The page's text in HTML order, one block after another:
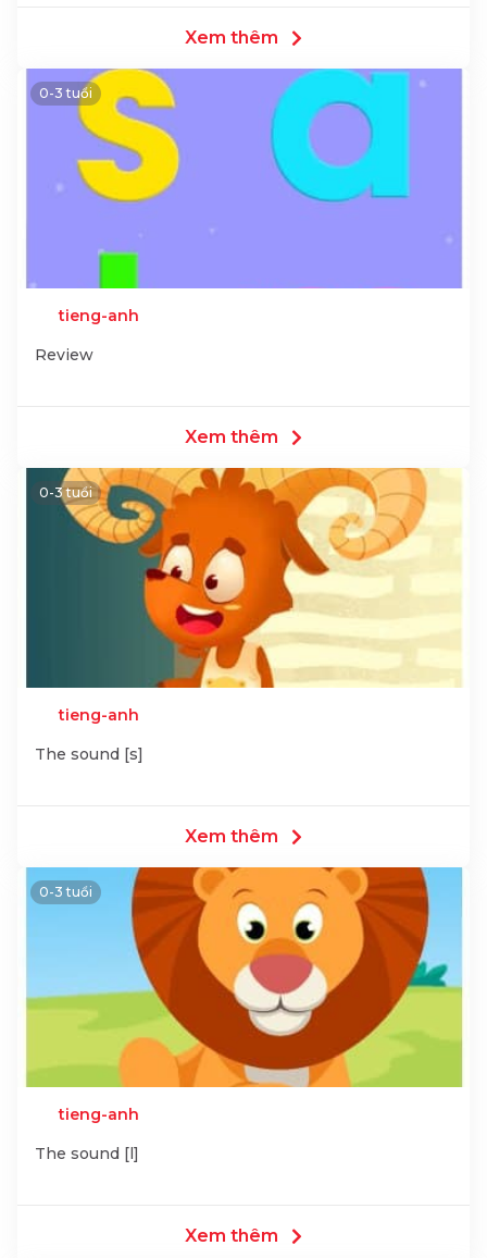
Xem thêm
0-3 tuổi
tieng-anh
Review
Xem thêm
0-3 tuổi
tieng-anh
The sound [s]
Xem thêm
0-3 tuổi
tieng-anh
The sound [l]
Xem thêm